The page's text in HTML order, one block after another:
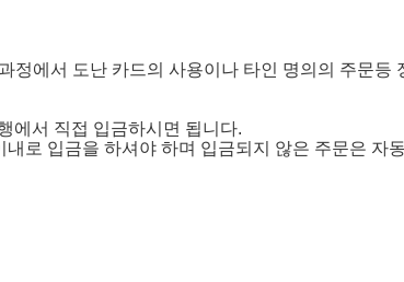
에서 도난 카드의 사용이나 타인 명의의 주문
에서 직접 입금하시면 됩니다.
로 입금을 하셔야 하며 입금되지 않은 주문은 자